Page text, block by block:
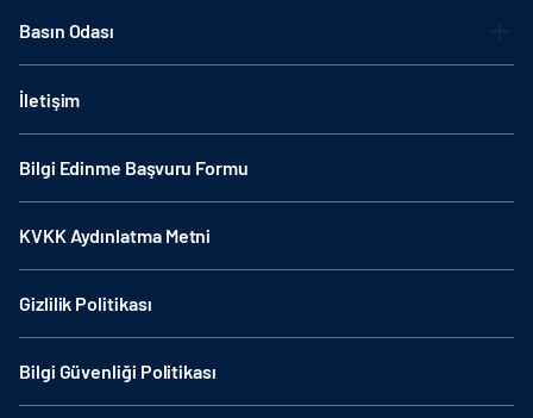
Basın Odası
İletişim
Bilgi Edinme Başvuru Formu
KVKK Aydınlatma Metni
Gizlilik Politikası
Bilgi Güvenliği Politikası